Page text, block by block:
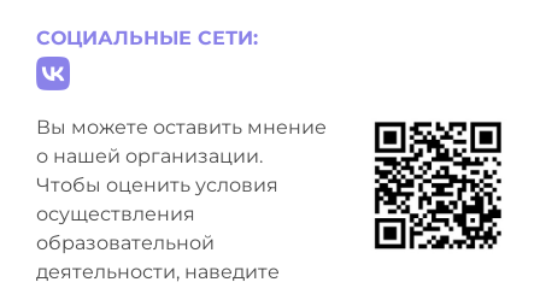
СОЦИАЛЬНЫЕ СЕТИ:
Вы можете оставить мнение
о нашей организации.
Чтобы оценить условия
осуществления
образовательной
деятельности, наведите